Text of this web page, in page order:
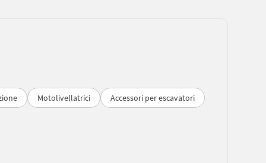
Motolivellatrici Accessori per escavatori